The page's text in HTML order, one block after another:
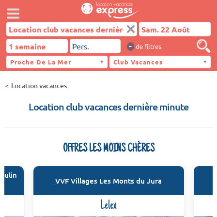
- de filtres
Proche De La Mer
Club Vacances
Location vacances
Location club vacances dernière minute
OFFRES LES MOINS CHÈRES
VVF Villages Les Monts du Jura
Lelex